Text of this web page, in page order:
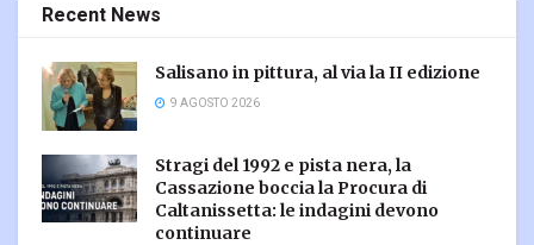
Recent News
Salisano in pittura, al via la II edizione
9 AGOSTO 2026
Stragi del 1992 e pista nera, la
Cassazione boccia la Procura di
Caltanissetta: le indagini devono
continuare